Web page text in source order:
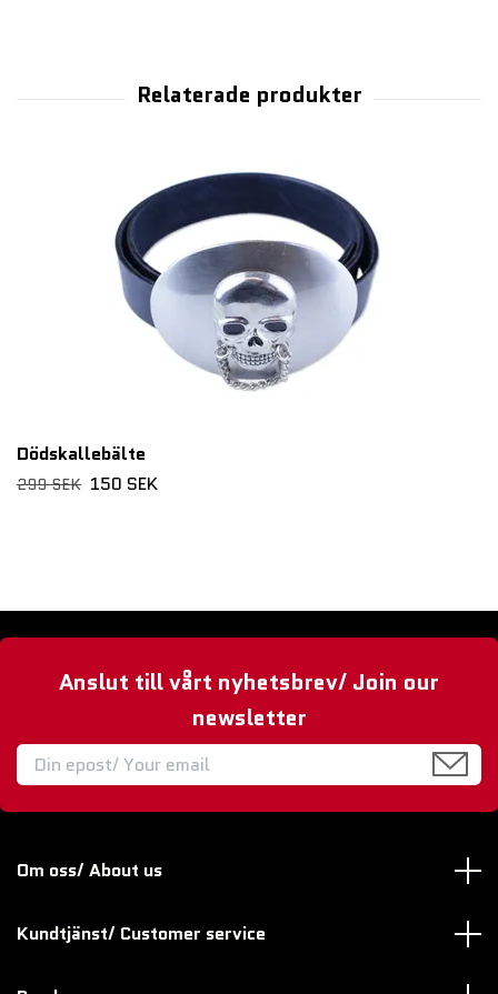
Dödskallebälte
299 SEK 150 SEK
Anslut till vårt nyhetsbrev/ Join our
newsletter
Om oss/ About us
Kundtjänst/ Customer service